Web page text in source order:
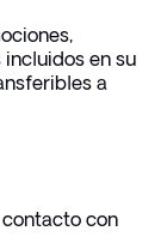
en su
a
contacto con